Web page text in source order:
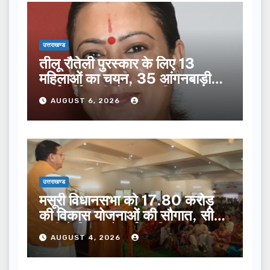
उत्तराखण्ड
तीलू रौतेली पुरस्कार के लिए 13
महिलाओं का चयन, 35 आंगनबाड़ी
कार्यकर्तियां भी होंगी सम्मानित…
AUGUST 6, 2026
उत्तराखण्ड
मसूरी विधानसभा को 17.80 करोड़
की विकास योजनाओं की सौगात, सीएम
धामी ने किया लोकार्पण-शिलान्यास.
AUGUST 4, 2026